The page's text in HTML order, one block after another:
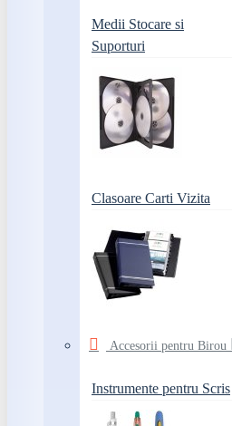
Medii Stocare si
Suporturi
Clasoare Carti Vizita
Accesorii pentru Birou
Instrumente pentru Scris